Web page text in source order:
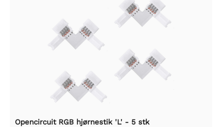
Opencircuit RGB hjørnestik 'L' - 5 stk